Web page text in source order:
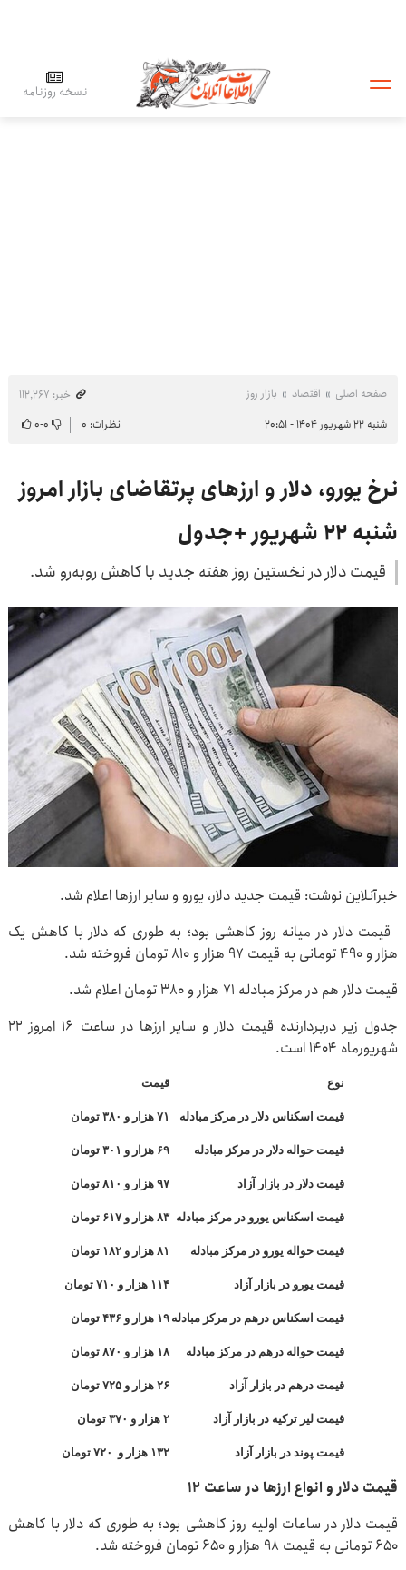
نسخه روزنامه
صفحه اصلی اقتصاد بازار روز
خبر: ۱۱۲٬۲۶۷
شنبه ۲۲ شهریور ۱۴۰۴ - ۲۰:۵۱
نظرات: ۰ ۰-۰
نرخ یورو، دلار و ارزهای پرتقاضای بازار امروز
شنبه ۲۲ شهریور +جدول
قیمت دلار در نخستین روز هفته جدید با کاهش روبه‌رو شد.
خبرآنلاین نوشت: قیمت جدید دلار، یورو و سایر ارزها اعلام شد.
قیمت دلار در میانه روز کاهشی بود؛ به طوری که دلار با کاهش یک
هزار و ۴۹۰ تومانی به قیمت ۹۷ هزار و ۸۱۰ تومان فروخته شد.
قیمت دلار هم در مرکز مبادله ۷۱ هزار و ۳۸۰ تومان اعلام شد.
جدول زیر دربردارنده قیمت دلار و سایر ارزها در ساعت ۱۶ امروز ۲۲
شهریورماه ۱۴۰۴ است.
نوع قیمت
قیمت اسکناس دلار در مرکز مبادله ۷۱ هزار و ۳۸۰ تومان
قیمت حواله دلار در مرکز مبادله ۶۹ هزار و ۳۰۱ تومان
قیمت دلار در بازار آزاد ۹۷ هزار و ۸۱۰ تومان
قیمت اسکناس یورو در مرکز مبادله ۸۳ هزار و ۶۱۷ ت ومان
قیمت حواله یورو در مرکز مبادله ۸۱ هزار و ۱۸۲ تومان
قیمت یورو در بازار آزاد ۱۱۴ هزار و ۷۱۰ تومان
قیمت اسکناس درهم در مرکز مبادله ۱۹ هزار و ۴۳۶ تومان
قیمت حواله درهم در مرکز مبادله ۱۸ هزار و ۸۷۰ تومان
قیمت درهم در بازار آزاد ۲۶ هزار و ۷۲۵ تومان
قیمت لیر ترکیه در بازار آزاد ۲ هزار و ۳۷۰ تومان
قیمت پوند در بازار آزاد ۱۳۲ هزار و ۷۲۰ تومان
قیمت دلار و انواع ارزها در ساعت ۱۲
قیمت دلار در ساعات اولیه روز کاهشی بود؛ به طوری که دلار با کاهش
۶۵۰ تومانی به قیمت ۹۸ هزار و ۶۵۰ تومان فروخته شد.